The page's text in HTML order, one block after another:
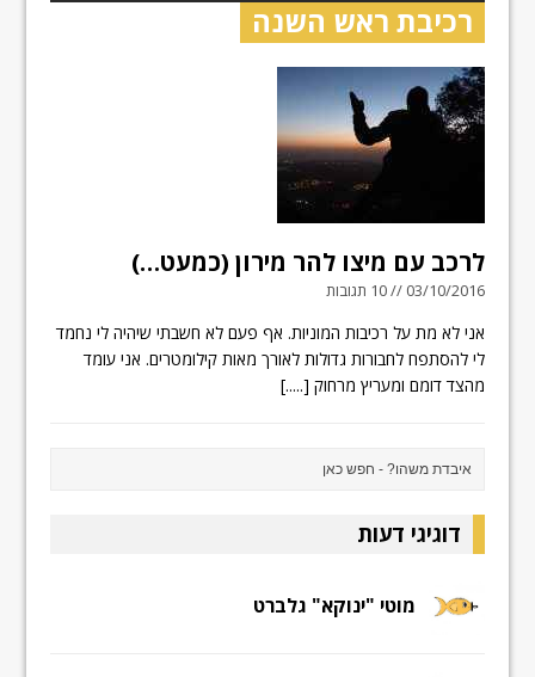
רכיבת ראש השנה
לרכב עם מיצו להר מירון (כמעט…)
03/10/2016 // 10 תגובות
אני לא מת על רכיבות המוניות. אף פעם לא חשבתי שיהיה לי נחמד
לי להסתפח לחבורות גדולות לאורך מאות קילומטרים. אני עומד
מהצד דומם ומעריץ מרחוק [.....]
דוגיגי דעות
מוטי "ינוקא" גלברט